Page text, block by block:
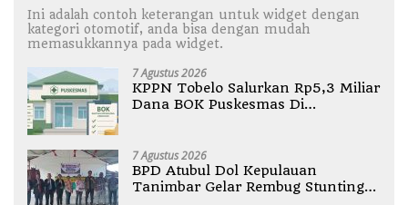
Ini adalah contoh keterangan untuk widget dengan
kategori otomotif, anda bisa dengan mudah
memasukkannya pada widget.
7 Agustus 2026
KPPN Tobelo Salurkan Rp5,3 Miliar
Dana BOK Puskesmas Di
7 Agustus 2026
BPD Atubul Dol Kepulauan
Tanimbar Gelar Rembug Stunting